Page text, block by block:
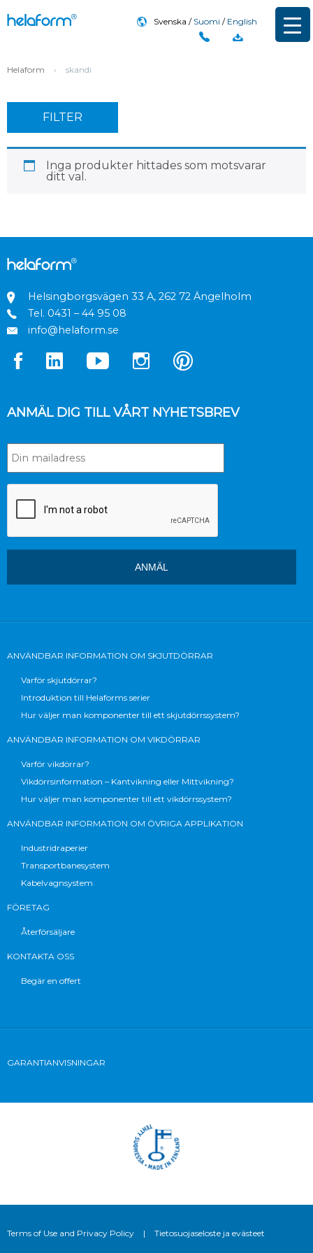
Svenska Suomi English
Helaform › skandi
FILTER
Inga produkter hittades som motsvarar
ditt val.
Helsingborgsvägen 33 A, 262 72 Ängelholm
Tel. 0431 – 44 95 08
info@helaform.se
ANMÄL DIG TILL VÅRT NYHETSBREV
ANVÄNDBAR INFORMATION OM SKJUTDÖRRAR
Varför skjutdörrar?
Introduktion till Helaforms serier
Hur väljer man komponenter till ett skjutdörrssystem?
ANVÄNDBAR INFORMATION OM VIKDÖRRAR
Varför vikdörrar?
Vikdörrsinformation – Kantvikning eller Mittvikning?
Hur väljer man komponenter till ett vikdörrssystem?
ANVÄNDBAR INFORMATION OM ÖVRIGA APPLIKATION
Industridraperier
Transportbanesystem
Kabelvagnsystem
FÖRETAG
Återförsäljare
KONTAKTA OSS
Begär en offert
GARANTIANVISNINGAR
Terms of Use and Privacy Policy | Tietosuojaseloste ja evästeet